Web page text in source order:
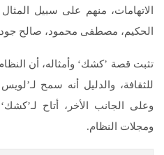
الاتهامات، منهم على سبيل
الحكيم، مصطفى محمود، صالح
تثبت قصة ’كشك‘ وأمثاله، أن
للثقافة، والدليل أنه سمح
وعلى الجانب الأخر، أتاح
ومجلات النظام.